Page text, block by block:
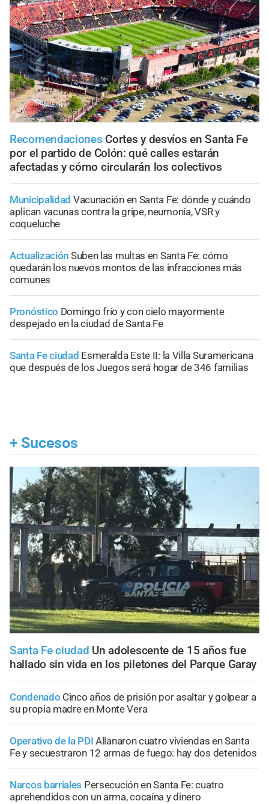
Recomendaciones Cortes y desvíos en Santa Fe
por el partido de Colón: qué calles estarán
afectadas y cómo circularán los colectivos
Municipalidad Vacunación en Santa Fe: dónde y cuándo
aplican vacunas contra la gripe, neumonía, VSR y
coqueluche
Actualización Suben las multas en Santa Fe: cómo
quedarán los nuevos montos de las infracciones más
comunes
Pronóstico Domingo frío y con cielo mayormente
despejado en la ciudad de Santa Fe
Santa Fe ciudad Esmeralda Este II: la Villa Suramericana
que después de los Juegos será hogar de 346 familias
+ Sucesos
Santa Fe ciudad Un adolescente de 15 años fue
hallado sin vida en los piletones del Parque Garay
Condenado Cinco años de prisión por asaltar y golpear a
su propia madre en Monte Vera
Operativo de la PDI Allanaron cuatro viviendas en Santa
Fe y secuestraron 12 armas de fuego: hay dos detenidos
Narcos barriales Persecución en Santa Fe: cuatro
aprehendidos con un arma, cocaína y dinero